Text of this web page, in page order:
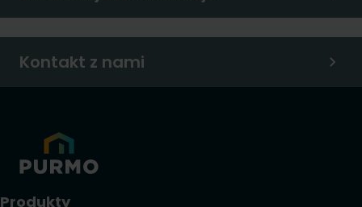
Kontakt z nami
Produkty